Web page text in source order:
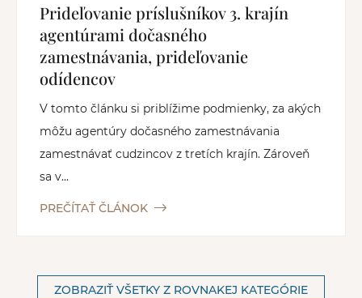
Prideľovanie príslušníkov 3. krajín
agentúrami dočasného
zamestnávania, prideľovanie
odídencov
V tomto článku si priblížime podmienky, za akých
môžu agentúry dočasného zamestnávania
zamestnávať cudzincov z tretích krajín. Zároveň
sa v...
PREČÍTAŤ ČLÁNOK
ZOBRAZIŤ VŠETKY Z ROVNAKEJ KATEGÓRIE